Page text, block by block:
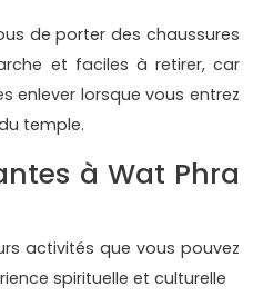
de porter des chaussures
et faciles à retirer, car
enlever lorsque vous entrez
temple.
à Wat Phra
activités que vous pouvez
spirituelle et culturelle